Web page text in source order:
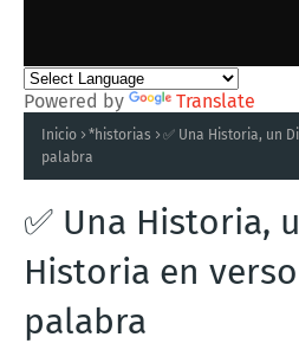
Powered by Translate
Inicio *historias
✅ Una Historia, un
palabra
✅ Una Historia,
Historia en
palabra